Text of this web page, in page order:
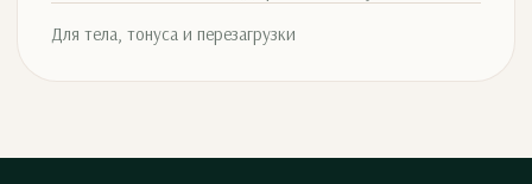
Для тела, тонуса и перезагрузки